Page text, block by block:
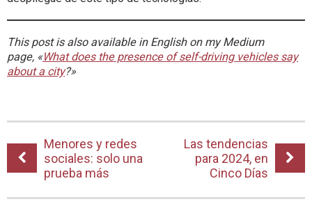
This post is also available in English on my Medium
page, «What does the presence of self-driving vehicles say
about a city?»
Menores y redes
sociales: solo una
prueba más
Las tendencias
para 2024, en
Cinco Días